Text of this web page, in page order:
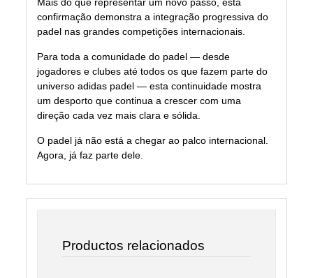
confirmação demonstra a integração progressiva do
padel nas grandes competições internacionais.
Para toda a comunidade do padel — desde
jogadores e clubes até todos os que fazem parte do
universo adidas padel — esta continuidade mostra
um desporto que continua a crescer com uma
direção cada vez mais clara e sólida.
O padel já não está a chegar ao palco internacional.
Agora, já faz parte dele.
Productos relacionados